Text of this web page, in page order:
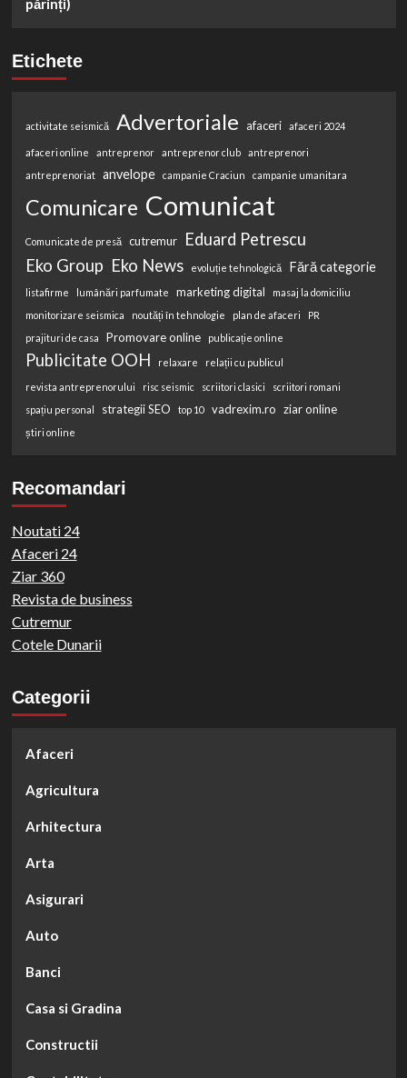
părinți)
Etichete
activitate seismică Advertoriale afaceri afaceri 2024
afaceri online antreprenor antreprenor club
antreprenori
antreprenoriat
anvelope campanie Craciun campanie umanitara
Comunicare Comunicat
Comunicate de presă cutremur
Eduard Petrescu
Eko Group Eko News evoluție tehnologică Fără categorie
listafirme lumânări parfumate marketing digital
masaj la domiciliu
monitorizare seismica
noutăți în tehnologie plan de afaceri
PR
prajituri de casa
Promovare online publicație online
Publicitate OOH relaxare relații cu publicul
revista antreprenorului risc seismic scriitori clasici
scriitori romani
spațiu personal
strategii SEO top 10 vadrexim.ro ziar online
știri online
Recomandari
Noutati 24
Afaceri 24
Ziar 360
Revista de business
Cutremur
Cotele Dunarii
Categorii
Afaceri
Agricultura
Arhitectura
Arta
Asigurari
Auto
Banci
Casa si Gradina
Constructii